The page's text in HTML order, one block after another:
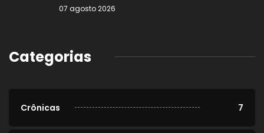
07 agosto 2026
Categorias
Crônicas 7